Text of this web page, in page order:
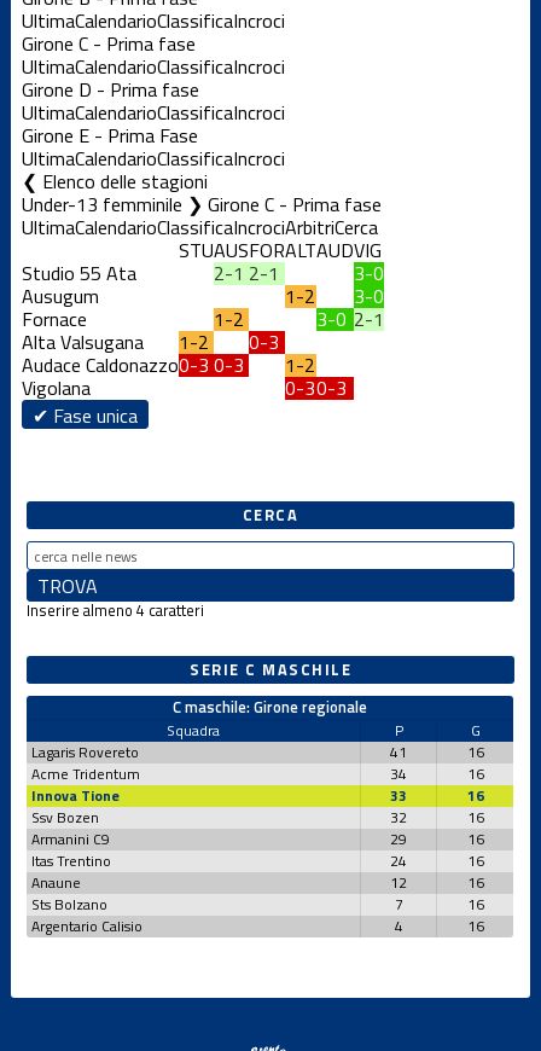
UltimaCalendarioClassificaIncroci
Girone C - Prima fase
UltimaCalendarioClassificaIncroci
Girone D - Prima fase
UltimaCalendarioClassificaIncroci
Girone E - Prima Fase
UltimaCalendarioClassificaIncroci
Elenco delle stagioni
Under-13 femminile ❯ Girone C - Prima fase
UltimaCalendarioClassificaIncrociArbitriCerca
STUAUSFORALTAUDVIG
Studio 55 Ata 2-1 2-1 3-0
Ausugum 1-2 3-0
Fornace 1-2 3-0 2-1
Alta Valsugana 1-2 0-3
Audace Caldonazzo0-3 0-3 1-2
Vigolana 0-30-3
✔ Fase unica
CERCA
Inserire almeno 4 caratteri
SERIE C MASCHILE
C maschile: Girone regionale
Squadra P
G
Lagaris Rovereto
41
16
Acme Tridentum
34
16
Innova Tione
33
16
Ssv Bozen
32
16
Armanini C9
29
16
Itas Trentino
24
16
Anaune
12
16
Sts Bolzano
7
16
Argentario Calisio
4 16